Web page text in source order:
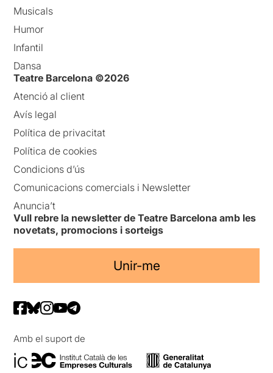
Musicals
Humor
Infantil
Dansa
Teatre Barcelona ©2026
Atenció al client
Avís legal
Política de privacitat
Política de cookies
Condicions d’ús
Comunicacions comercials i Newsletter
Anuncia’t
Vull rebre la newsletter de Teatre Barcelona amb les
novetats, promocions i sorteigs
Unir-me
Amb el suport de